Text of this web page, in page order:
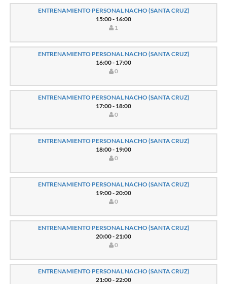
ENTRENAMIENTO PERSONAL NACHO (SANTA CRUZ)
15:00 - 16:00
1
ENTRENAMIENTO PERSONAL NACHO (SANTA CRUZ)
16:00 - 17:00
0
ENTRENAMIENTO PERSONAL NACHO (SANTA CRUZ)
17:00 - 18:00
0
ENTRENAMIENTO PERSONAL NACHO (SANTA CRUZ)
18:00 - 19:00
0
ENTRENAMIENTO PERSONAL NACHO (SANTA CRUZ)
19:00 - 20:00
0
ENTRENAMIENTO PERSONAL NACHO (SANTA CRUZ)
20:00 - 21:00
0
ENTRENAMIENTO PERSONAL NACHO (SANTA CRUZ)
21:00 - 22:00